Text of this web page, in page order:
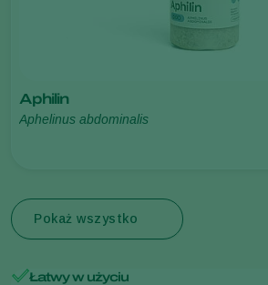
Aphilin
Aphelinus abdominalis
Pokaż wszystko
Łatwy w użyciu